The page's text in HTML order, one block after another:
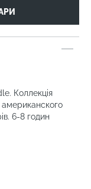
Коллекція
6-8 годин